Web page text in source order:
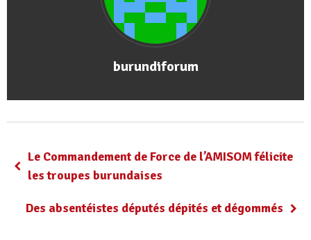
burundiforum
Le Commandement de Force de l’AMISOM félicite
les troupes burundaises
Des absentéistes députés dépités et dégommés